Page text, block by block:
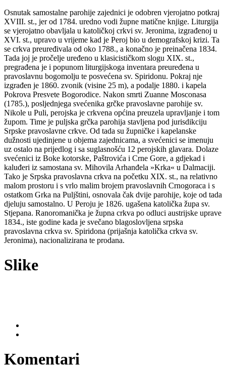
Osnutak samostalne parohije zajednici je odobren vjerojatno potkraj
XVIII. st., jer od 1784. uredno vodi župne matične knjige. Liturgija
se vjerojatno obavljala u katoličkoj crkvi sv. Jeronima, izgrađenoj u
XVI. st., upravo u vrijeme kad je Peroj bio u demografskoj krizi. Ta
se crkva preuređivala od oko 1788., a konačno je preinačena 1834.
Tada joj je pročelje uređeno u klasicističkom slogu XIX. st.,
pregrađena je i popunom liturgijskoga inventara preuređena u
pravoslavnu bogomolju te posvećena sv. Spiridonu. Pokraj nje
izgrađen je 1860. zvonik (visine 25 m), a podalje 1880. i kapela
Pokrova Presvete Bogorodice. Nakon smrti Zuanne Mosconasa
(1785.), posljednjega svećenika grčke pravoslavne parohije sv.
Nikole u Puli, perojska je crkvena općina preuzela upravljanje i tom
župom. Time je puljska grčka parohija stavljena pod jurisdikciju
Srpske pravoslavne crkve. Od tada su župničke i kapelanske
dužnosti ujedinjene u objema zajednicama, a svećenici se imenuju
uz ostalo na prijedlog i sa suglasnošću 12 perojskih glavara. Dolaze
svećenici iz Boke kotorske, Paštrovića i Crne Gore, a gdjekad i
kaluđeri iz samostana sv. Mihovila Arhanđela »Krka« u Dalmaciji.
Tako je Srpska pravoslavna crkva na početku XIX. st., na relativno
malom prostoru i s vrlo malim brojem pravoslavnih Crnogoraca i s
ostatkom Grka na Puljštini, osnovala čak dvije parohije, koje od tada
djeluju samostalno. U Peroju je 1826. ugašena katolička župa sv.
Stjepana. Ranoromanička je župna crkva po odluci austrijske uprave
1834., iste godine kada je svečano blagoslovljena srpska
pravoslavna crkva sv. Spiridona (prijašnja katolička crkva sv.
Jeronima), nacionalizirana te prodana.
Slike
Komentari